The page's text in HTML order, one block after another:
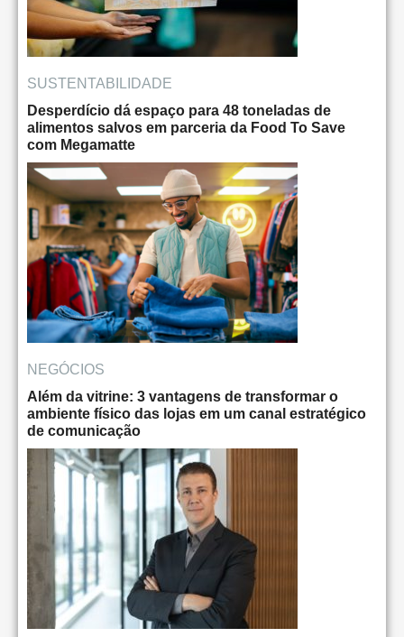
SUSTENTABILIDADE
Desperdício dá espaço para 48 toneladas de
alimentos salvos em parceria da Food To Save
com Megamatte
NEGÓCIOS
Além da vitrine: 3 vantagens de transformar o
ambiente físico das lojas em um canal estratégico
de comunicação